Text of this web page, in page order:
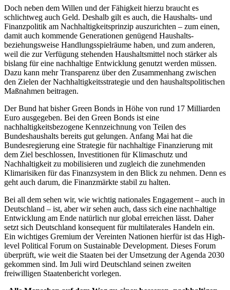
Doch neben dem Willen und der Fähigkeit hierzu braucht es
schlichtweg auch Geld. Deshalb gilt es auch, die Haushalts- und
Finanzpolitik am Nachhaltigkeitsprinzip auszurichten – zum einen,
damit auch kommende Generationen genügend Haushalts-
beziehungsweise Handlungsspielräume haben, und zum anderen,
weil die zur Verfügung stehenden Haushaltsmittel noch stärker als
bislang für eine nachhaltige Entwicklung genutzt werden müssen.
Dazu kann mehr Transparenz über den Zusammenhang zwischen
den Zielen der Nachhaltigkeitsstrategie und den haushaltspolitischen
Maßnahmen beitragen.
Der Bund hat bisher Green Bonds in Höhe von rund 17 Milliarden
Euro ausgegeben. Bei den Green Bonds ist eine
nachhaltigkeitsbezogene Kennzeichnung von Teilen des
Bundeshaushalts bereits gut gelungen. Anfang Mai hat die
Bundesregierung eine Strategie für nachhaltige Finanzierung mit
dem Ziel beschlossen, Investitionen für Klimaschutz und
Nachhaltigkeit zu mobilisieren und zugleich die zunehmenden
Klimarisiken für das Finanzsystem in den Blick zu nehmen. Denn es
geht auch darum, die Finanzmärkte stabil zu halten.
Bei all dem sehen wir, wie wichtig nationales Engagement – auch in
Deutschland – ist, aber wir sehen auch, dass sich eine nachhaltige
Entwicklung am Ende natürlich nur global erreichen lässt. Daher
setzt sich Deutschland konsequent für multilaterales Handeln ein.
Ein wichtiges Gremium der Vereinten Nationen hierfür ist das High-
level Political Forum on Sustainable Development. Dieses Forum
überprüft, wie weit die Staaten bei der Umsetzung der Agenda 2030
gekommen sind. Im Juli wird Deutschland seinen zweiten
freiwilligen Staatenbericht vorlegen.